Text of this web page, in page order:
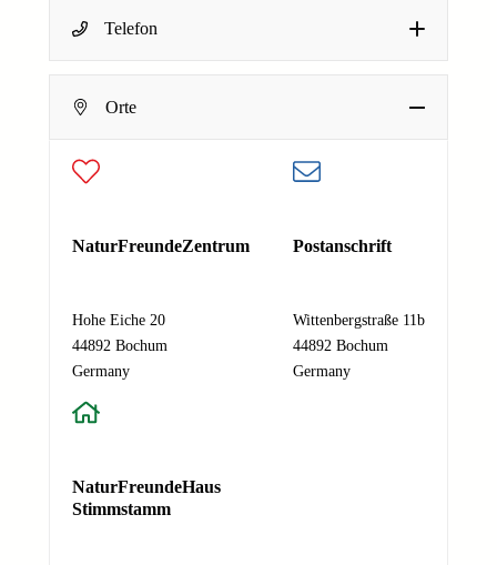
Dein Name
N
c
h
r
h
a
m
e
-
i
E-Mail-Adresse*
Nachricht*
Absenden
Telefon
Orte
NaturFreundeZentrum
Hohe Eiche 20
44892 Bochum
Germany
Postanschrift
Wittenbergstraße 11b
44892 Bochum
Germany
NaturFreundeHaus
Stimmstamm